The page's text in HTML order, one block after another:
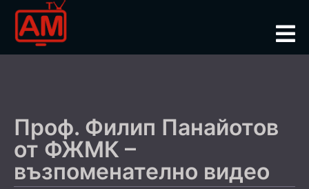
Проф. Филип Панайотов
от ФЖМК –
възпоменателно видео